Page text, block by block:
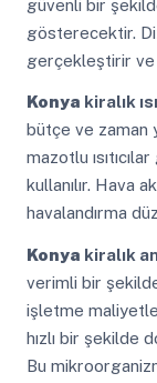
güvenli bir
gösterecektir.
gerçekleştirir ve
Konya kiralık
bütçe ve zaman
mazotlu
kullanılır. Hava
havalandırma
Konya kiralık
verimli bir
işletme
hızlı bir şekilde
Bu